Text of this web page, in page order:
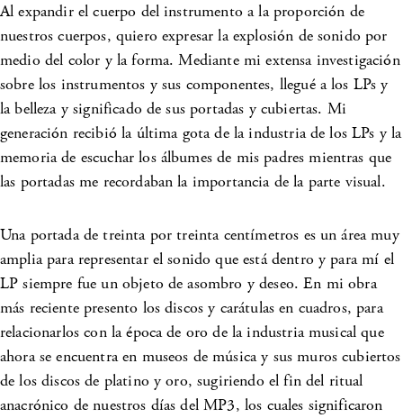
Al expandir el cuerpo del instrumento a la proporción de
nuestros cuerpos, quiero expresar la explosión de sonido por
medio del color y la forma. Mediante mi extensa investigación
sobre los instrumentos y sus componentes, llegué a los LPs y
la belleza y significado de sus portadas y cubiertas. Mi
generación recibió la última gota de la industria de los LPs y la
memoria de escuchar los álbumes de mis padres mientras que
las portadas me recordaban la importancia de la parte visual.
Una portada de treinta por treinta centímetros es un área muy
amplia para representar el sonido que está dentro y para mí el
LP siempre fue un objeto de asombro y deseo. En mi obra
más reciente presento los discos y carátulas en cuadros, para
relacionarlos con la época de oro de la industria musical que
ahora se encuentra en museos de música y sus muros cubiertos
de los discos de platino y oro, sugiriendo el fin del ritual
anacrónico de nuestros días del MP3, los cuales significaron